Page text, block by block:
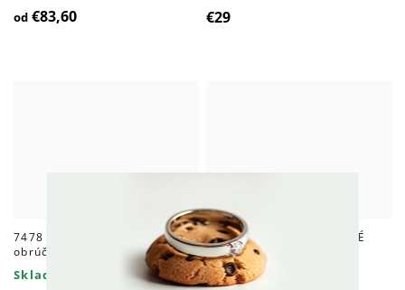
od €83,60 €29
7478 Svadobná strieborná
obrúčka SILVERBOND
Skladom
4680 Strieborné OPÁLOVÉ
KRÚŽKY
Skladom